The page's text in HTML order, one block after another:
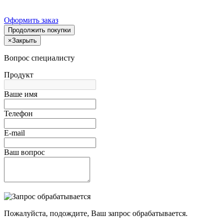
Оформить заказ
Продолжить покупки
×Закрыть
Вопрос специалисту
Продукт
Ваше имя
Телефон
E-mail
Ваш вопрос
Пожалуйста, подождите, Ваш запрос обрабатывается.